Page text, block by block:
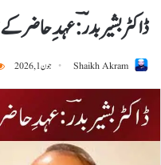
ڈاکٹر بشیر بدرؔ: عہدِ حاضر
Shaikh Akram جون 1, 2026